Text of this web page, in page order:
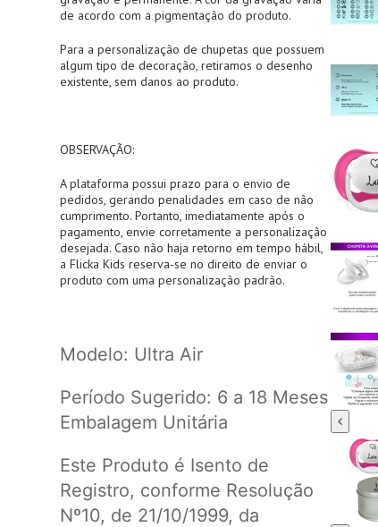
de acordo com a pigmentação do produto.
Para a personalização de chupetas que possuem
algum tipo de decoração, retiramos o desenho
existente, sem danos ao produto.
OBSERVAÇÃO:
A plataforma possui prazo para o envio de
pedidos, gerando penalidades em caso de não
cumprimento. Portanto, imediatamente após o
pagamento, envie corretamente a personalização
desejada. Caso não haja retorno em tempo hábil,
a Flicka Kids reserva-se no direito de enviar o
produto com uma personalização padrão.
Modelo: Ultra Air
Período Sugerido: 6 a 18 Meses
Embalagem Unitária
Este Produto é Isento de
Registro, conforme Resolução
Nº10, de 21/10/1999, da